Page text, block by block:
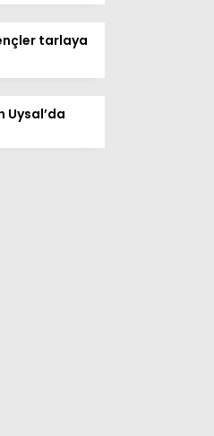
tarlaya
Uysal’da